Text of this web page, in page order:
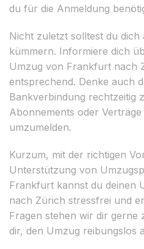
du für die Anmeldung
Nicht zuletzt solltest du dich
kümmern. Informiere dich
Umzug von Frankfurt nach
entsprechend. Denke auch
Bankverbindung rechtzeitig
Abonnements oder
umzumelden.
Kurzum, mit der richtigen
Unterstützung von
Frankfurt kannst du deinen
nach Zürich stressfrei und
Fragen stehen wir dir
dir, den Umzug reibungslos